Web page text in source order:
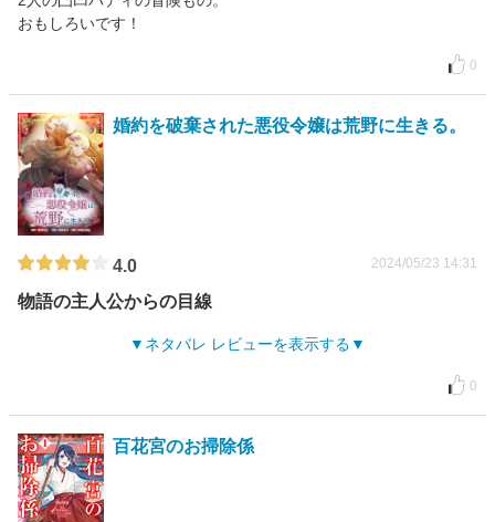
おもしろいです！
0
婚約を破棄された悪役令嬢は荒野に生きる。
4.0 2024/05/23 14:31
物語の主人公からの目線
ネタバレ レビューを表示する
0
百花宮のお掃除係